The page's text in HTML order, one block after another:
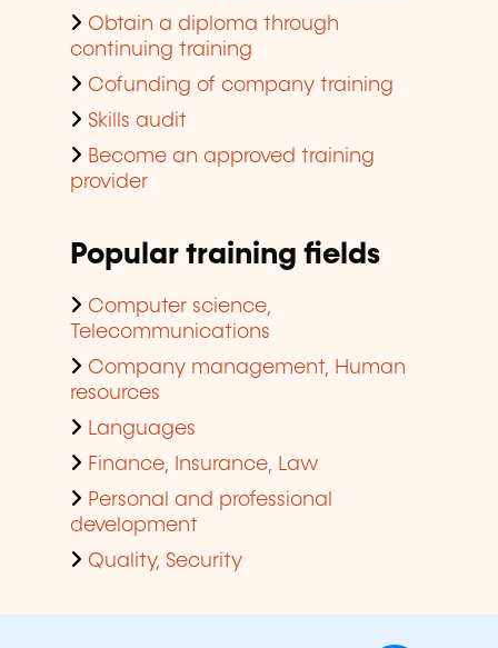
Obtain a diploma through
continuing training
Cofunding of company training
Skills audit
Become an approved training
provider
Popular training fields
Computer science,
Telecommunications
Company management, Human
resources
Languages
Finance, Insurance, Law
Personal and professional
development
Quality, Security